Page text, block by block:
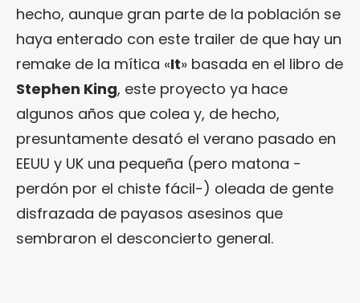
hecho, aunque gran parte de la población se
haya enterado con este trailer de que hay un
remake de la mítica «It» basada en el libro de
Stephen King, este proyecto ya hace
algunos años que colea y, de hecho,
presuntamente desató el verano pasado en
EEUU y UK una pequeña (pero matona -
perdón por el chiste fácil-) oleada de gente
disfrazada de payasos asesinos que
sembraron el desconcierto general.